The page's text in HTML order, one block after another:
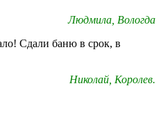
Людмила, Вологда
Сдали баню в срок, в
Николай, Королев.